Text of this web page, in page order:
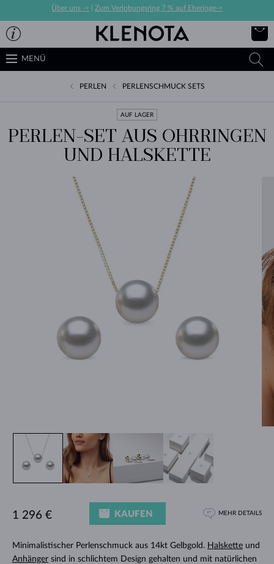
Über uns -> Zum Verlobungsring 7 % auf Eheringe->
MENÜ
PERLEN PERLENSCHMUCK SETS
AUF LAGER
PERLEN-SET AUS OHRRINGEN
UND HALSKETTE
Minimalistischer Perlenschmuck aus 14kt Gelbgold. Halsketteund
Anhängersind in schlichtem Design gehalten und mit natürlichen
1 296 € KAUFEN MEHR DETAILS